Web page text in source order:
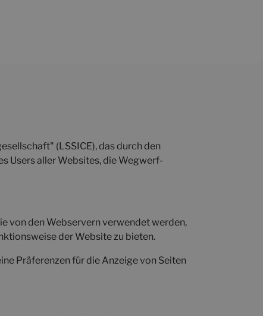
(LSSICE), das durch den
Users aller Websites, die Wegwerf-
von den Webservern verwendet werden,
der Website zu bieten.
Präferenzen für die Anzeige von Seiten